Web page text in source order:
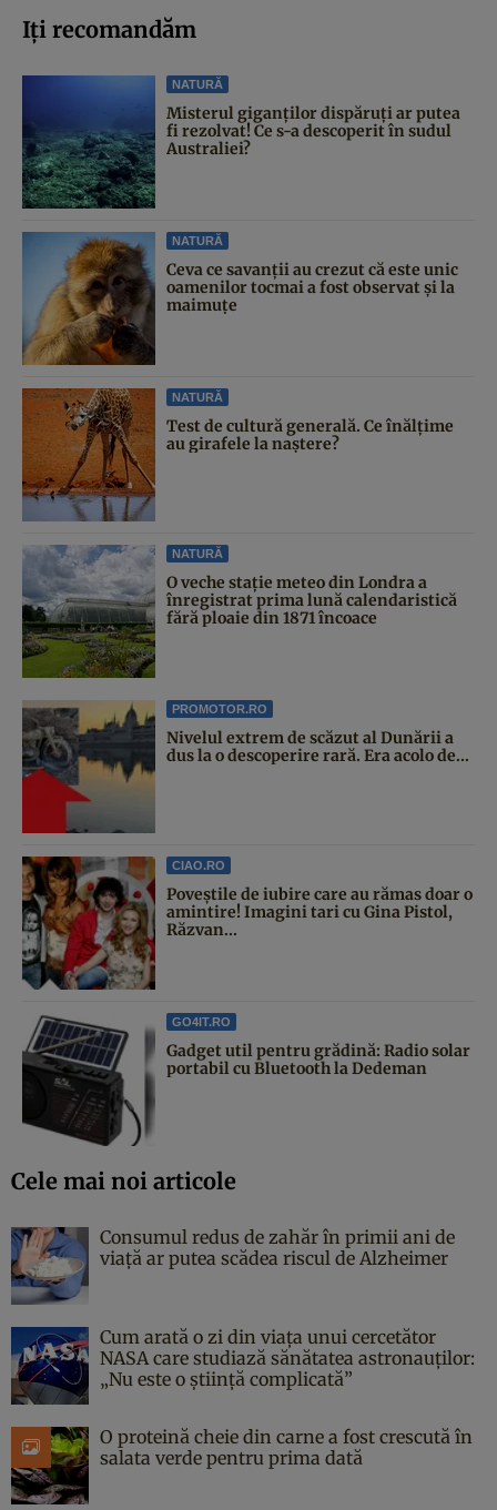
Iți recomandăm
NATURĂ
Misterul giganților dispăruți ar putea
fi rezolvat! Ce s-a descoperit în sudul
Australiei?
NATURĂ
Ceva ce savanții au crezut că este unic
oamenilor tocmai a fost observat și la
maimuțe
NATURĂ
Test de cultură generală. Ce înălțime
au girafele la naștere?
NATURĂ
O veche stație meteo din Londra a
înregistrat prima lună calendaristică
fără ploaie din 1871 încoace
PROMOTOR.RO
Nivelul extrem de scăzut al Dunării a
dus la o descoperire rară. Era acolo de...
CIAO.RO
Poveştile de iubire care au rămas doar o
amintire! Imagini tari cu Gina Pistol,
Răzvan...
GO4IT.RO
Gadget util pentru grădină: Radio solar
portabil cu Bluetooth la Dedeman
Cele mai noi articole
Consumul redus de zahăr în primii ani de
viață ar putea scădea riscul de Alzheimer
Cum arată o zi din viața unui cercetător
NASA care studiază sănătatea astronauților:
„Nu este o știință complicată”
O proteină cheie din carne a fost crescută în
salata verde pentru prima dată